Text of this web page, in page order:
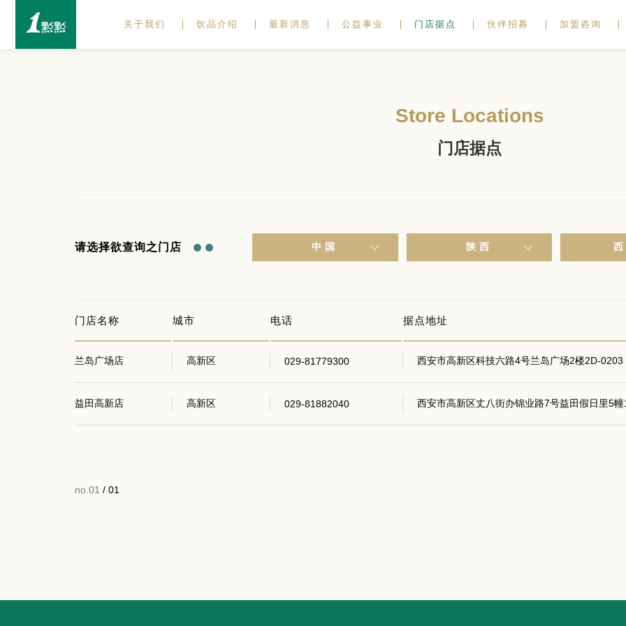
关于我们 饮品介绍 最新消息 公益事业 门店据点 伙伴招募 加盟咨询
Store Locations
门店据点
请选择欲查询之门店 中国 陕西
门店名称 城市 电话 据点地址
兰岛广场店 高新区 029-81779300 西安市高新区科技六路4号兰岛广场2楼2D-0203
益田高新店 高新区 029-81882040 西安市高新区丈八街办锦业路7号益田假日里5
no.01 / 01